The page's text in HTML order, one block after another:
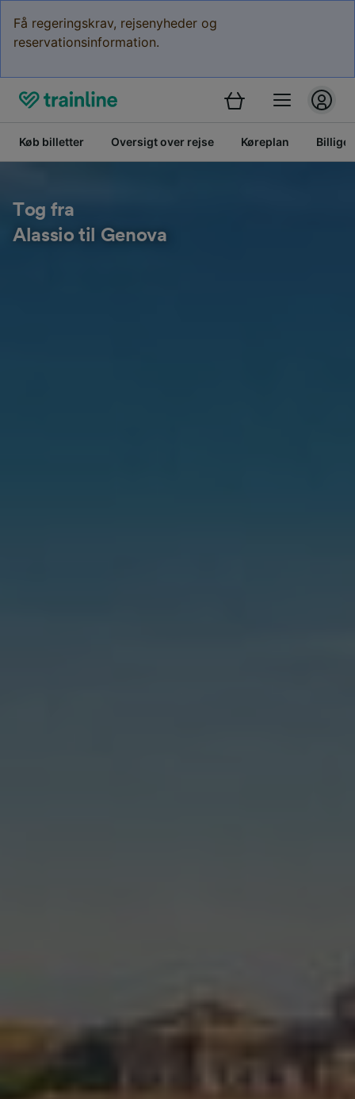
Få regeringskrav, rejsenyheder og
reservationsinformation.
Køb billetter Oversigt over rejse Køreplan Billige
Tog fra
Alassio til Genova